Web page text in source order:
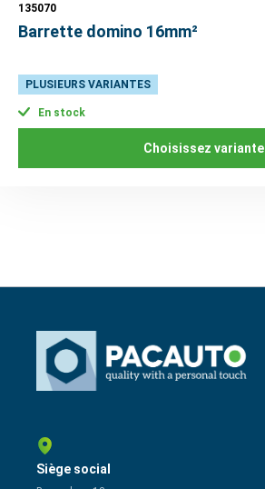
135070
Barrette domino 16mm²
PLUSIEURS VARIANTES
En stock
Choisissez variante
Siège social